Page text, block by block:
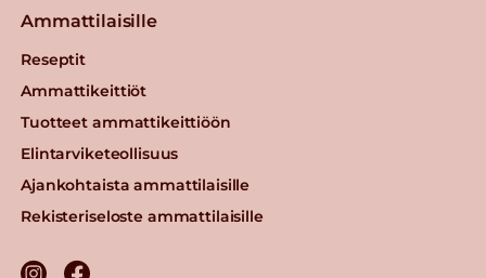
Ammattilaisille
Reseptit
Ammattikeittiöt
Tuotteet ammattikeittiöön
Elintarviketeollisuus
Ajankohtaista ammattilaisille
Rekisteriseloste ammattilaisille